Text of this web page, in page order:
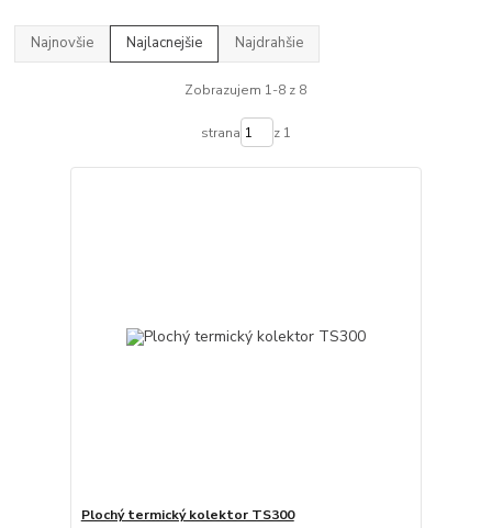
Najnovšie Najlacnejšie Najdrahšie
Zobrazujem 1-8 z 8
strana z 1
Plochý termický kolektor TS300